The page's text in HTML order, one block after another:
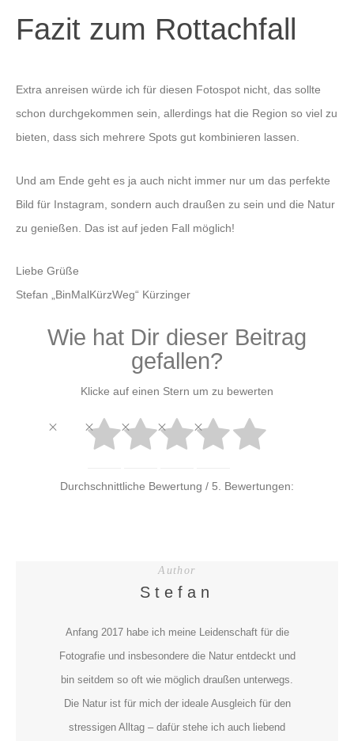
Fazit zum Rottachfall
Extra anreisen würde ich für diesen Fotospot nicht, das sollte
schon durchgekommen sein, allerdings hat die Region so viel zu
bieten, dass sich mehrere Spots gut kombinieren lassen.
Und am Ende geht es ja auch nicht immer nur um das perfekte
Bild für Instagram, sondern auch draußen zu sein und die Natur
zu genießen. Das ist auf jeden Fall möglich!
Liebe Grüße
Stefan „BinMalKürzWeg“ Kürzinger
Wie hat Dir dieser Beitrag
gefallen?
Klicke auf einen Stern um zu bewerten
Durchschnittliche Bewertung / 5. Bewertungen:
Author
Stefan
Anfang 2017 habe ich meine Leidenschaft für die
Fotografie und insbesondere die Natur entdeckt und
bin seitdem so oft wie möglich draußen unterwegs.
Die Natur ist für mich der ideale Ausgleich für den
stressigen Alltag – dafür stehe ich auch liebend